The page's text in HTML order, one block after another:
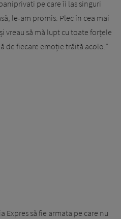
pe care îi las singuri
le-am promis. Plec în cea mai
vreau să mă lupt cu toate forțele
de fiecare emoție trăită acolo.”
Expres să fie armata pe care nu